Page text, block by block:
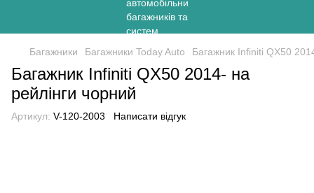
Багажники Багажники Today Auto Багажник Infiniti QX50
Багажник Infiniti QX50 2014- на
рейлінги чорний
Артикул: V-120-2003 Написати відгук